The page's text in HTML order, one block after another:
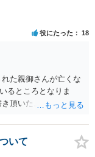
役にたった 18
た親御さんが亡くな
るところとなりま
頂いたような方法で
との協議が必要とな
ら貸付ではなく贈与で
には、貸付であるこ
いて